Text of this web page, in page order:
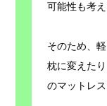
可能性も考え
そのため、
枕に変えた
のマットレ